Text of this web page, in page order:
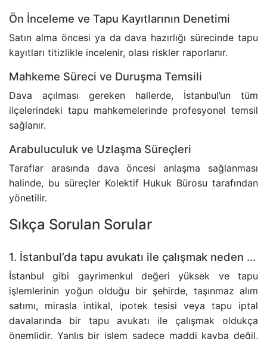
Ön İnceleme ve Tapu Kayıtlarının Denetimi
Satın alma öncesi ya da dava hazırlığı sürecinde tapu
kayıtları titizlikle incelenir, olası riskler raporlanır.
Mahkeme Süreci ve Duruşma Temsili
Dava açılması gereken hallerde, İstanbul’un tüm
ilçelerindeki tapu mahkemelerinde profesyonel temsil
sağlanır.
Arabuluculuk ve Uzlaşma Süreçleri
Taraflar arasında dava öncesi anlaşma sağlanması
halinde, bu süreçler Kolektif Hukuk Bürosu tarafından
yönetilir.
Sıkça Sorulan Sorular
1. İstanbul’da tapu avukatı ile çalışmak neden gereklidir?
İstanbul gibi gayrimenkul değeri yüksek ve tapu
işlemlerinin yoğun olduğu bir şehirde, taşınmaz alım
satımı, mirasla intikal, ipotek tesisi veya tapu iptal
davalarında bir tapu avukatı ile çalışmak oldukça
önemlidir. Yanlış bir işlem sadece maddi kayba değil,